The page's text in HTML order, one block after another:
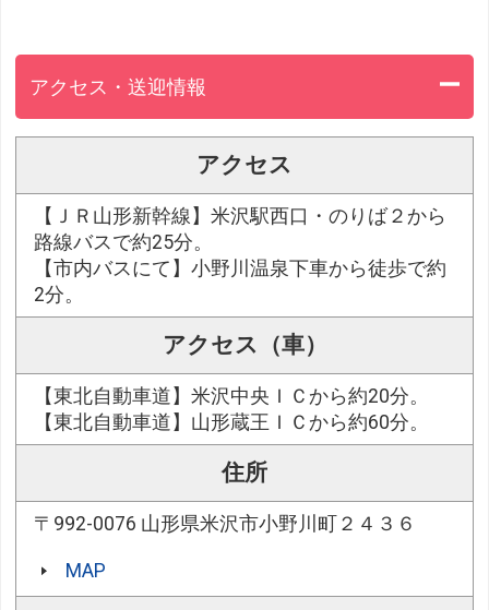
アクセス・送迎情報
アクセス
【ＪＲ山形新幹線】米沢駅西口・のりば２から
路線バスで約25分。
【市内バスにて】小野川温泉下車から徒歩で約
2分。
アクセス（車）
【東北自動車道】米沢中央ＩＣから約20分。
【東北自動車道】山形蔵王ＩＣから約60分。
住所
〒992-0076 山形県米沢市小野川町２４３６
MAP